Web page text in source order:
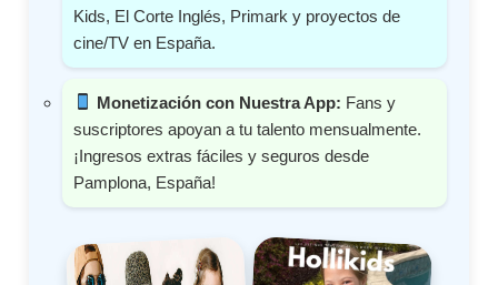
Kids, El Corte Inglés, Primark y proyectos de
cine/TV en España.
Monetización con Nuestra App: Fans y
suscriptores apoyan a tu talento mensualmente.
¡Ingresos extras fáciles y seguros desde
Pamplona, España!